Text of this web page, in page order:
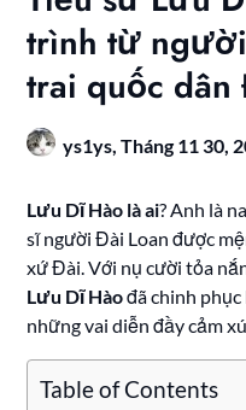
trình từ
trai quốc dân
ys1ys,Tháng 11 30,
Lưu Dĩ Hào là ai? Anh là
sĩ người Đài Loan được
xứ Đài. Với nụ cười tỏa
Lưu Dĩ Hàođã chinh
những vai diễn đầy cảm
Table of Contents